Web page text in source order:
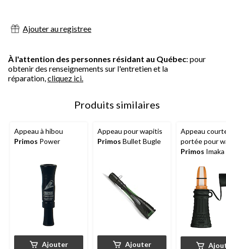
Ajouter au registree
À l'attention des personnes résidant au Québec: pour
obtenir des renseignements sur l'entretien et la
réparation, cliquez ici.
Produits similaires
Appeau à hibou
Primos Power
Ajouter
Appeau pour wapitis
Primos Bullet Bugle
Ajouter
Appeau
portée pour
Primos